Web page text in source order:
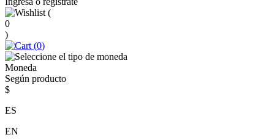
(
0
)
(0)
Moneda
Según producto
$
ES
EN